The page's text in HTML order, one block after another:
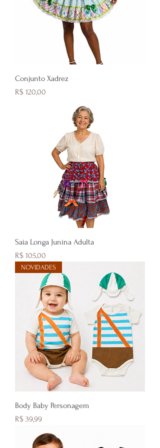
Conjunto Xadrez
Preço
R$ 120,00
Saia Longa Junina Adulta
Preço
R$ 105,00
NOVIDADES
Body Baby Personagem
Preço
R$ 39,99